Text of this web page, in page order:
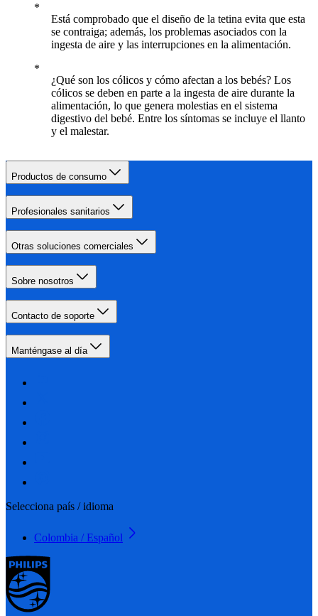
Está comprobado que el diseño de la tetina evita que esta
se contraiga; además, los problemas asociados con la
ingesta de aire y las interrupciones en la alimentación.
¿Qué son los cólicos y cómo afectan a los bebés? Los
cólicos se deben en parte a la ingesta de aire durante la
alimentación, lo que genera molestias en el sistema
digestivo del bebé. Entre los síntomas se incluye el llanto
y el malestar.
Productos de consumo
Profesionales sanitarios
Otras soluciones comerciales
Sobre nosotros
Contacto de soporte
Manténgase al día
Selecciona país / idioma
Colombia / Español